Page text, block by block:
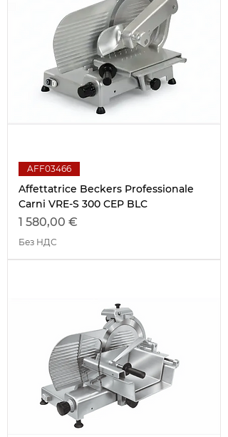
AFF03466
Affettatrice Beckers Professionale
Carni VRE-S 300 CEP BLC
Цена
1 580,00 €
Без НДС